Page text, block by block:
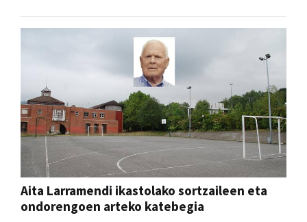
Aita Larramendi ikastolako sortzaileen eta
ondorengoen arteko katebegia